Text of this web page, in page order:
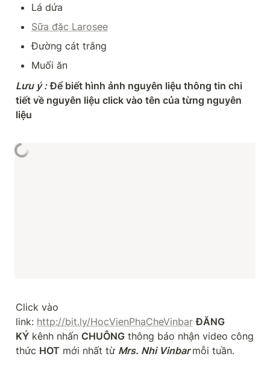
Lá dứa
Sữa đặc Larosee
Đường cát trắng
Muối ăn
Lưu ý : Để biết hình ảnh nguyên liệu thông tin chi
tiết về nguyên liệu click vào tên của từng nguyên
liệu
Click vào
link: http://bit.ly/HocVienPhaCheVinbar ĐĂNG
KÝ kênh nhấn CHUÔNG thông báo nhận video công
thức HOT mới nhất từ Mrs. Nhi Vinbar mỗi tuần.